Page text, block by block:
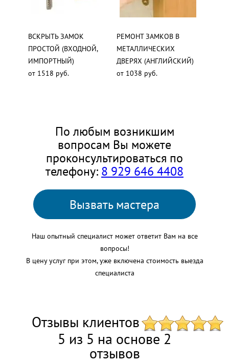
ВСКРЫТЬ ЗАМОК
ПРОСТОЙ (ВХОДНОЙ,
ИМПОРТНЫЙ)
от 1518 руб.
РЕМОНТ ЗАМКОВ В
МЕТАЛЛИЧЕСКИХ
ДВЕРЯХ (АНГЛИЙСКИЙ)
от 1038 руб.
По любым возникшим
вопросам Вы можете
проконсультироваться по
телефону: 8 929 646 4408
Вызвать мастера
Наш опытный специалист может ответит Вам на все
вопросы!
В цену услуг при этом, уже включена стоимость выезда
специалиста
Отзывы клиентов
5 из 5 на основе 2
отзывов